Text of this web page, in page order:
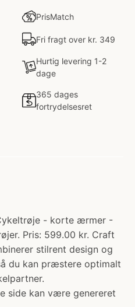
PrisMatch
Fri fragt over kr. 349
Hurtig levering 1-2
dage
365 dages
fortrydelsesret
- korte ærmer -
Pris: 599.00 kr. Craft
stilrent design og
du kan præstere optimalt
side kan være genereret